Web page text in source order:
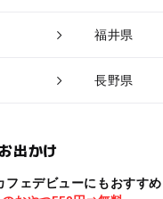
福井県
長野県
出かけ
フェデビューにもおすすめ